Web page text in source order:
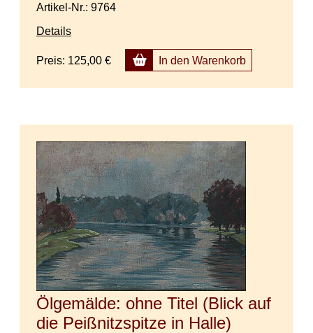
Artikel-Nr.: 9764
Details
Preis: 125,00 € In den Warenkorb
Ölgemälde: ohne Titel (Blick auf
die Peißnitzspitze in Halle)